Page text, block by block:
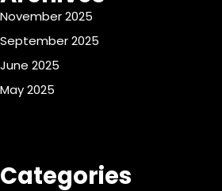
November 2025
September 2025
June 2025
May 2025
Categories